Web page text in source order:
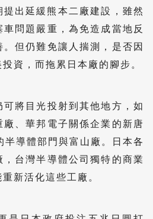
出延緩熊本二廠建設，雖然
問題嚴重，為免造成當地反
但仍難免讓人揣測，是否因
資，而拖累日本廠的腳步。
將目光投射到其他地方，如
、華邦電子關係企業的新唐
導體部門與富山廠。日本各
台灣半導體公司獨特的商業
新活化這些工廠。